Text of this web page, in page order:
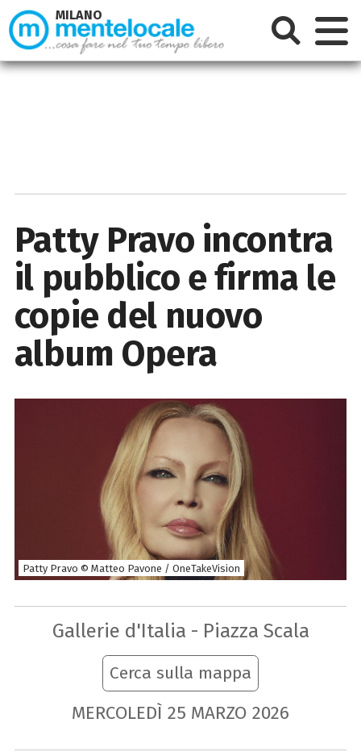
Patty Pravo incontra
il pubblico e firma le
copie del nuovo
album Opera
Patty Pravo © Matteo Pavone / OneTakeVision
Gallerie d'Italia - Piazza Scala
Cerca sulla mappa
MERCOLEDÌ 25 MARZO 2026
MILANO